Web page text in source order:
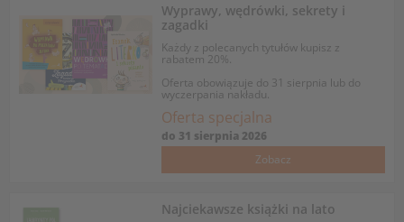
Wyprawy, wędrówki, sekrety i
zagadki
Każdy z polecanych tytułów kupisz z
rabatem 20%.
Oferta obowiązuje do 31 sierpnia lub do
wyczerpania nakładu.
Oferta specjalna
do 31 sierpnia 2026
Zobacz
Najciekawsze książki na lato